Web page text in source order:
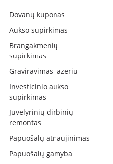
Dovanų kuponas
Aukso supirkimas
Brangakmenių
supirkimas
Graviravimas lazeriu
Investicinio aukso
supirkimas
Juvelyrinių dirbinių
remontas
Papuošalų atnaujinimas
Papuošalų gamyba